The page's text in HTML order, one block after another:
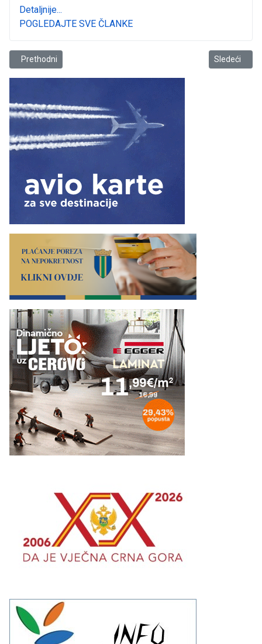
Detaljnije...
POGLEDAJTE SVE ČLANKE
Prethodni članak: Ako jedne noći
Prethodni Sledeći
Sledeći